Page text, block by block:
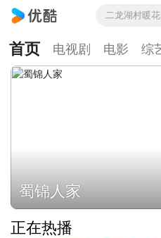
二龙湖村暖
首页 电视剧 电影 综
蜀锦人家
正在热播